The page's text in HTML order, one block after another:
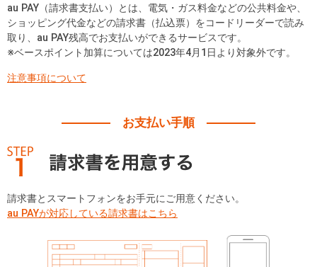
au PAY（請求書支払い）とは、電気・ガス料金などの公共料金や、
ショッピング代金などの請求書（払込票）をコードリーダーで読み
取り、au PAY残高でお支払いができるサービスです。
※ベースポイント加算については2023年4月1日より対象外です。
注意事項について
お支払い手順
請求書とスマートフォンをお手元にご用意ください。
au PAYが対応している請求書はこちら